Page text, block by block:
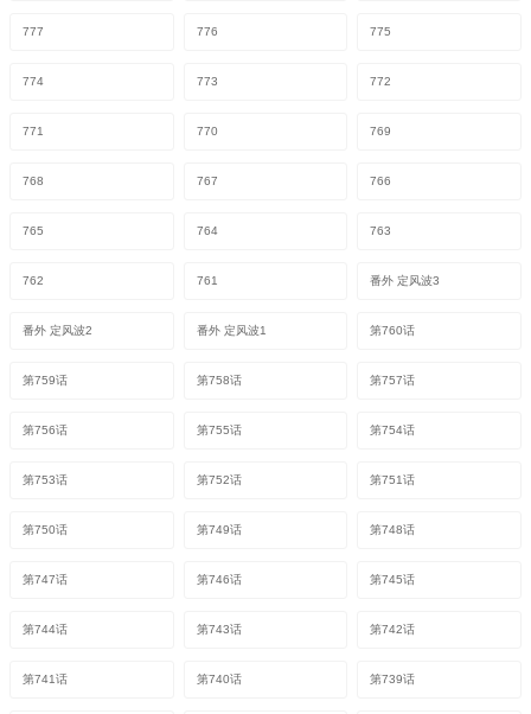
777 776 775
774 773 772
771 770 769
768 767 766
765 764 763
762 761 番外 定风波3
番外 定风波2 番外 定风波1 第760话
第759话 第758话 第757话
第756话 第755话 第754话
第753话 第752话 第751话
第750话 第749话 第748话
第747话 第746话 第745话
第744话 第743话 第742话
第741话 第740话 第739话